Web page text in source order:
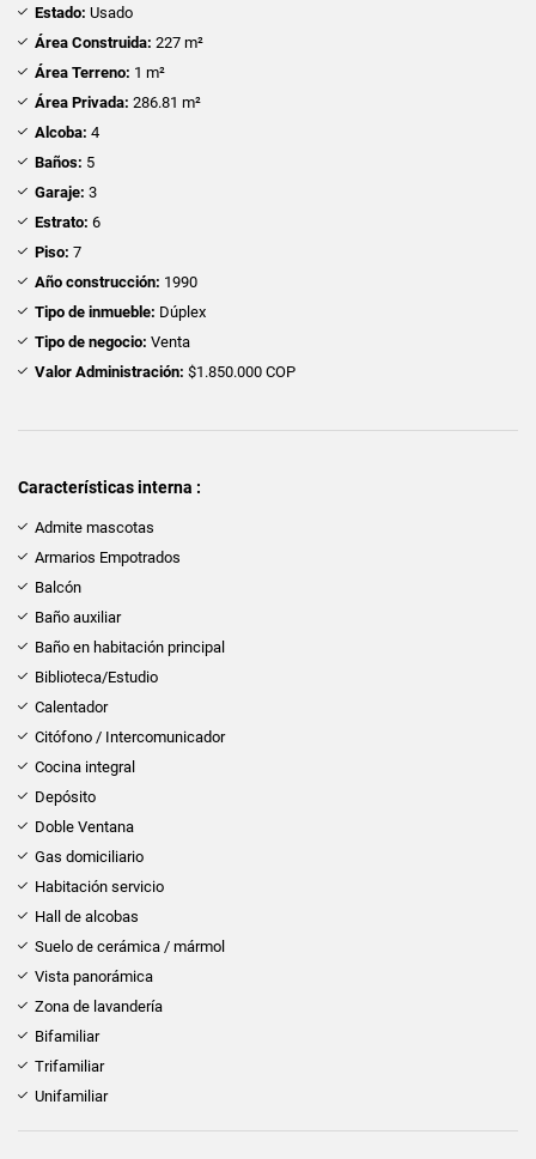
Estado: Usado
Área Construida: 227 m²
Área Terreno: 1 m²
Área Privada: 286.81 m²
Alcoba: 4
Baños: 5
Garaje: 3
Estrato: 6
Piso: 7
Año construcción: 1990
Tipo de inmueble: Dúplex
Tipo de negocio: Venta
Valor Administración: $1.850.000 COP
Características interna :
Admite mascotas
Armarios Empotrados
Balcón
Baño auxiliar
Baño en habitación principal
Biblioteca/Estudio
Calentador
Citófono / Intercomunicador
Cocina integral
Depósito
Doble Ventana
Gas domiciliario
Habitación servicio
Hall de alcobas
Suelo de cerámica / mármol
Vista panorámica
Zona de lavandería
Bifamiliar
Trifamiliar
Unifamiliar